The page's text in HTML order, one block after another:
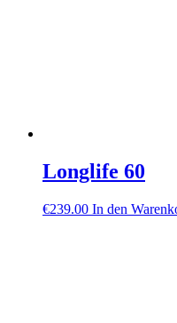
Longlife 60
€239.00 In den